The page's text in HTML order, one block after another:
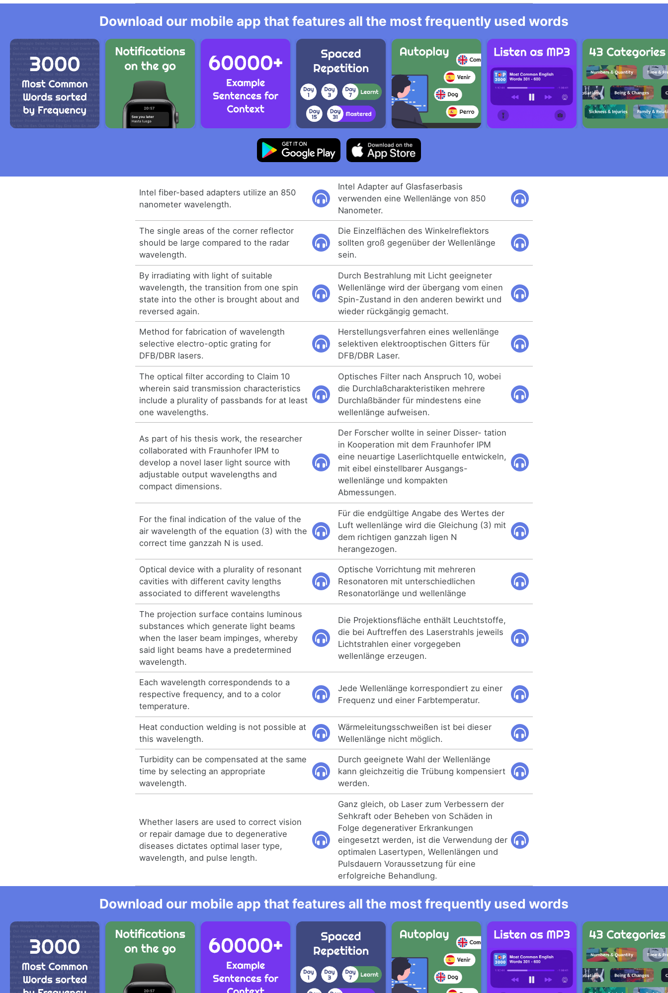
Download our mobile app that features all the most frequently used words
Intel fiber-based adapters utilize an 850
nanometer wavelength.
Intel Adapter auf Glasfaserbasis
verwenden eine Wellenlänge von 850
Nanometer.
The single areas of the corner reflector
should be large compared to the radar
wavelength.
Die Einzelflächen des Winkelreflektors
sollten groß gegenüber der Wellenlänge
sein.
By irradiating with light of suitable
wavelength, the transition from one spin
state into the other is brought about and
reversed again.
Durch Bestrahlung mit Licht geeigneter
Wellenlänge wird der übergang vom einen
Spin-Zustand in den anderen bewirkt und
wieder rückgängig gemacht.
Method for fabrication of wavelength
selective electro-optic grating for
DFB/DBR lasers.
Herstellungsverfahren eines wellenlänge
selektiven elektrooptischen Gitters für
DFB/DBR Laser.
The optical filter according to Claim 10
wherein said transmission characteristics
include a plurality of passbands for at least
one wavelengths.
Optisches Filter nach Anspruch 10, wobei
die Durchlaßcharakteristiken mehrere
Durchlaßbänder für mindestens eine
wellenlänge aufweisen.
As part of his thesis work, the researcher
collaborated with Fraunhofer IPM to
develop a novel laser light source with
adjustable output wavelengths and
compact dimensions.
Der Forscher wollte in seiner Disser- tation
in Kooperation mit dem Fraunhofer IPM
eine neuartige Laserlichtquelle entwickeln,
mit eibel einstellbarer Ausgangs-
wellenlänge und kompakten
Abmessungen.
For the final indication of the value of the
air wavelength of the equation (3) with the
correct time ganzzah N is used.
Für die endgültige Angabe des Wertes der
Luft wellenlänge wird die Gleichung (3) mit
dem richtigen ganzzah ligen N
herangezogen.
Optical device with a plurality of resonant
cavities with different cavity lengths
associated to different wavelengths
Optische Vorrichtung mit mehreren
Resonatoren mit unterschiedlichen
Resonatorlänge und wellenlänge
The projection surface contains luminous
substances which generate light beams
when the laser beam impinges, whereby
said light beams have a predetermined
wavelength.
Die Projektionsfläche enthält Leuchtstoffe,
die bei Auftreffen des Laserstrahls jeweils
Lichtstrahlen einer vorgegeben
wellenlänge erzeugen.
Each wavelength correspondends to a
respective frequency, and to a color
temperature.
Jede Wellenlänge korrespondiert zu einer
Frequenz und einer Farbtemperatur.
Heat conduction welding is not possible at
this wavelength.
Wärmeleitungsschweißen ist bei dieser
Wellenlänge nicht möglich.
Turbidity can be compensated at the same
time by selecting an appropriate
wavelength.
Durch geeignete Wahl der Wellenlänge
kann gleichzeitig die Trübung kompensiert
werden.
Whether lasers are used to correct vision
or repair damage due to degenerative
diseases dictates optimal laser type,
wavelength, and pulse length.
Ganz gleich, ob Laser zum Verbessern der
Sehkraft oder Beheben von Schäden in
Folge degenerativer Erkrankungen
eingesetzt werden, ist die Verwendung der
optimalen Lasertypen, Wellenlängen und
Pulsdauern Voraussetzung für eine
erfolgreiche Behandlung.
Download our mobile app that features all the most frequently used words